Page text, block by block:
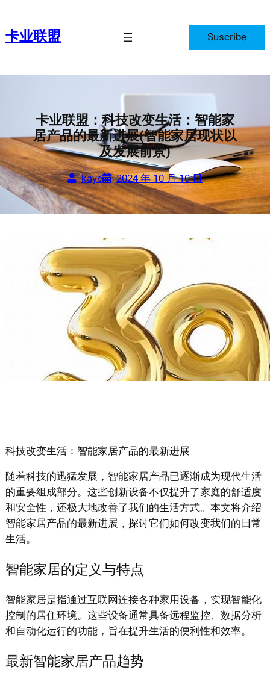
内卡业联盟 Suscribe
卡业联盟：科技改变生活：智能家
居产品的最新进展(智能家居现状以
及发展前景)
kaye 2024 年 10 月 10 日
科技改变生活：智能家居产品的最新进展
随着科技的迅猛发展，智能家居产品已逐渐成为现代生活
的重要组成部分。这些创新设备不仅提升了家庭的舒适度
和安全性，还极大地改善了我们的生活方式。本文将介绍
智能家居产品的最新进展，探讨它们如何改变我们的日常
生活。
智能家居的定义与特点
智能家居是指通过互联网连接各种家用设备，实现智能化
控制的居住环境。这些设备通常具备远程监控、数据分析
和自动化运行的功能，旨在提升生活的便利性和效率。
最新智能家居产品趋势